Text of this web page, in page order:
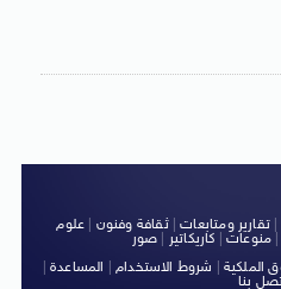
|تقارير ومتابعات|ثقافة وفنون
علوم
منوعات كاريكاتير صور
الملكية شروط الاستخدام| المساعدة|
بنا